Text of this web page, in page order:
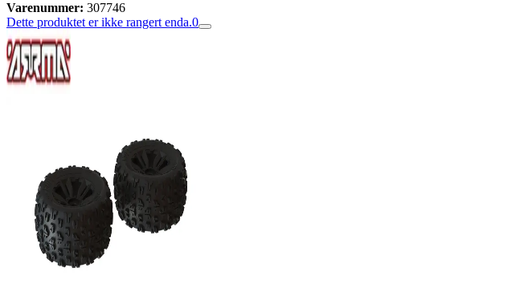
Varenummer: 307746
Dette produktet er ikke rangert enda.0